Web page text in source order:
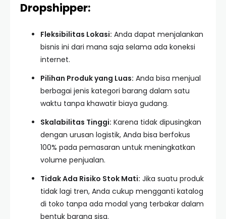
Dropshipper:
Fleksibilitas Lokasi: Anda dapat menjalankan
bisnis ini dari mana saja selama ada koneksi
internet.
Pilihan Produk yang Luas: Anda bisa menjual
berbagai jenis kategori barang dalam satu
waktu tanpa khawatir biaya gudang.
Skalabilitas Tinggi: Karena tidak dipusingkan
dengan urusan logistik, Anda bisa berfokus
100% pada pemasaran untuk meningkatkan
volume penjualan.
Tidak Ada Risiko Stok Mati: Jika suatu produk
tidak lagi tren, Anda cukup mengganti katalog
di toko tanpa ada modal yang terbakar dalam
bentuk barang sisa.